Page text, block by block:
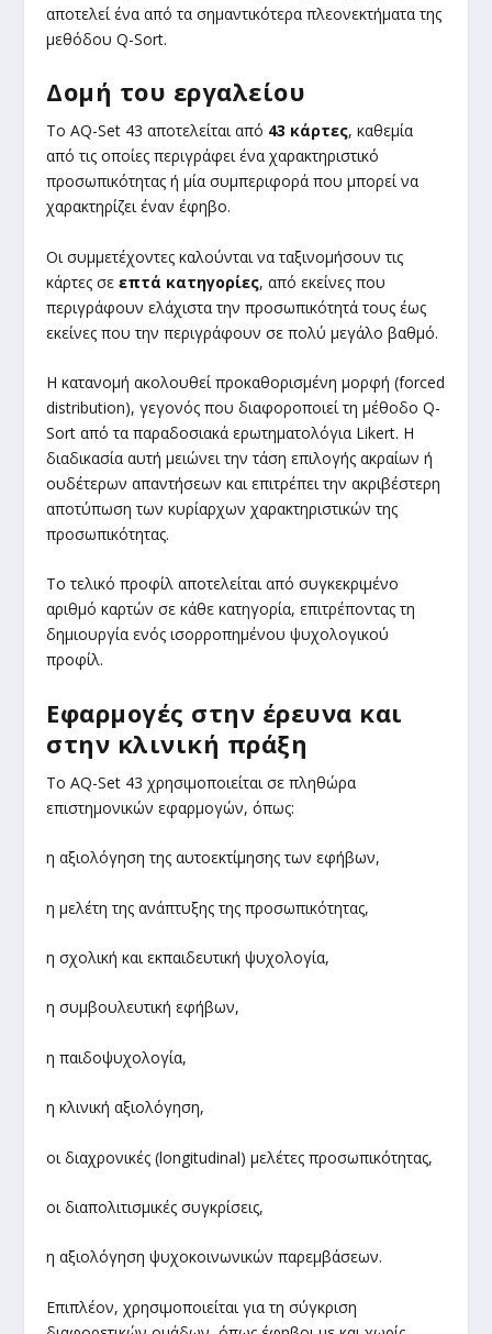
αποτελεί ένα από τα σημαντικότερα πλεονεκτήματα της
μεθόδου Q-Sort.
Δομή του εργαλείου
Το AQ-Set 43 αποτελείται από 43 κάρτες, καθεμία
από τις οποίες περιγράφει ένα χαρακτηριστικό
προσωπικότητας ή μία συμπεριφορά που μπορεί να
χαρακτηρίζει έναν έφηβο.
Οι συμμετέχοντες καλούνται να ταξινομήσουν τις
κάρτες σεεπτά κατηγορίες, από εκείνες που
περιγράφουν ελάχιστα την προσωπικότητά τους έως
εκείνες που την περιγράφουν σε πολύ μεγάλο βαθμό.
Η κατανομή ακολουθεί προκαθορισμένη μορφή (forced
distribution), γεγονός που διαφοροποιεί τη μέθοδο Q-
Sort από τα παραδοσιακά ερωτηματολόγια Likert. Η
διαδικασία αυτή μειώνει την τάση επιλογής ακραίων ή
ουδέτερων απαντήσεων και επιτρέπει την ακριβέστερη
αποτύπωση των κυρίαρχων χαρακτηριστικών της
προσωπικότητας.
Το τελικό προφίλ αποτελείται από συγκεκριμένο
αριθμό καρτών σε κάθε κατηγορία, επιτρέποντας τη
δημιουργία ενός ισορροπημένου ψυχολογικού
προφίλ.
Εφαρμογές στην έρευνα και
στην κλινική πράξη
Το AQ-Set 43 χρησιμοποιείται σε πληθώρα
επιστημονικών εφαρμογών, όπως:
η αξιολόγηση της αυτοεκτίμησης των εφήβων,
η μελέτη της ανάπτυξης της προσωπικότητας,
η σχολική και εκπαιδευτική ψυχολογία,
η συμβουλευτική εφήβων,
η παιδοψυχολογία,
η κλινική αξιολόγηση,
οι διαχρονικές (longitudinal) μελέτες προσωπικότητας,
οι διαπολιτισμικές συγκρίσεις,
η αξιολόγηση ψυχοκοινωνικών παρεμβάσεων.
Επιπλέον, χρησιμοποιείται για τη σύγκριση